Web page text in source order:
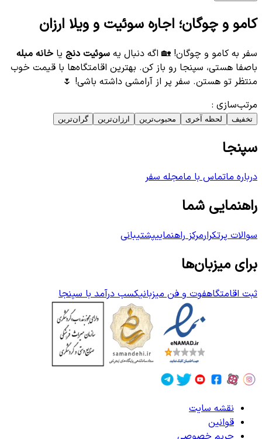
کامو و چوگان؛ اجاره سوئیت و ویلا ارزان
سفر به کامو و چوگان! 🏡 اگه دنبال یه سوئیت دنج یا خانه مبله
باصفا هستی، سپنجا رو باز کن. بهترین اقامتگاه‌ها با قیمت خوب
منتظر تو هستن. سفر پر از آرامشی داشته باشی! 🌷
مرتب‌سازی :
تخفیف لحظه آخری محبوب‌ترین ارزان‌ترین گران‌ترین
سپنجا
درباره ماتماس با مامجله سفر
راهنمایی شما
سوالات پرتکرارمرکز راهنماییپشتیبانی
برای میزبان‌ها
ثبت اقامتگاهفوت و فن میزبانیکسب درآمد با سپنجا
نقشه سایت
قوانین